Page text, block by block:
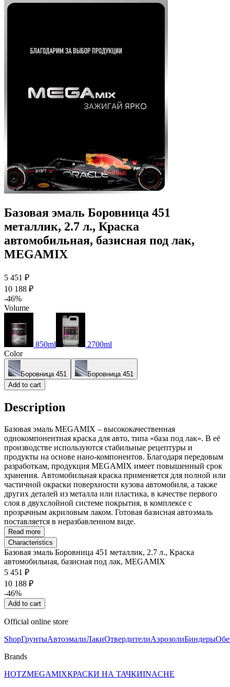
Базовая эмаль Боровница 451
металлик, 2.7 л., Краска
автомобильная, базисная под лак,
MEGAMIX
5 451 ₽
10 188 ₽
-46%
Volume
850ml
2700ml
Color
Боровница 451
Боровница 451
Add to cart
Description
Базовая эмаль MEGAMIX – высококачественная
однокомпонентная краска для авто, типа «база под лак». В её
производстве используются стабильные рецептуры и
продукты на основе нано-компонентов. Благодаря передовым
разработкам, продукция MEGAMIX имеет повышенный срок
хранения. Автомобильная краска применяется для полной или
частичной окраски поверхности кузова автомобиля, а также
других деталей из металла или пластика, в качестве первого
слоя в двухслойной системе покрытия, в комплексе с
прозрачным акриловым лаком. Готовая базисная автоэмаль
поставляется в неразбавленном виде.
Read more
Characteristics
Базовая эмаль Боровница 451 металлик, 2.7 л., Краска
автомобильная, базисная под лак, MEGAMIX
5 451 ₽
10 188 ₽
-46%
Add to cart
Official online store
ShopГрунтыАвтоэмалиЛакиОтвердителиАэрозолиБиндеры
Brands
HOTZMEGAMIXКРАСКИ НА ТАЧКИINACHE